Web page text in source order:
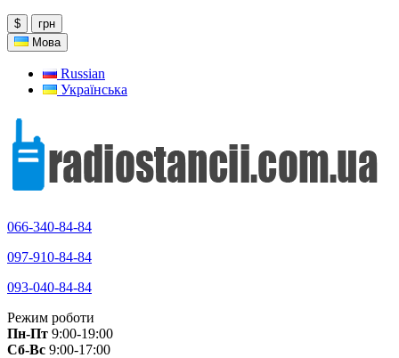
$
грн
Мова
Russian
Українська
066-340-84-84
097-910-84-84
093-040-84-84
Режим роботи
Пн-Пт 9:00-19:00
Сб-Вс 9:00-17:00